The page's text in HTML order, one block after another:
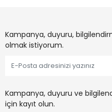
Kampanya, duyuru,
olmak istiyorum.
Kampanya, duyuru ve
için kayıt olun.